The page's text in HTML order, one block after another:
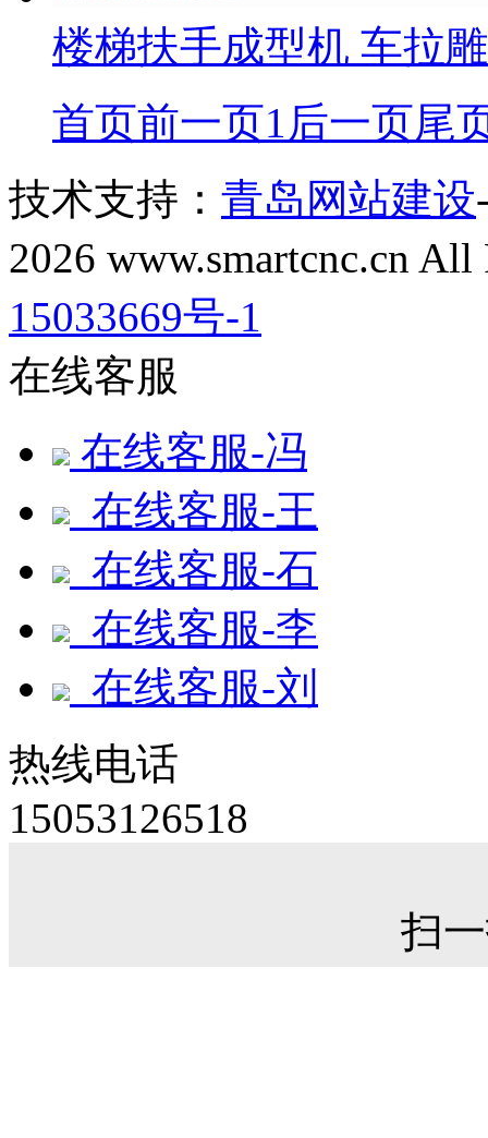
楼梯扶手成型机 车拉
首页前一页1 后一页尾
技术支持： 青岛网站建设
2026 www.smartcnc.cn
15033669号-1
在线客服
在线客服-冯
在线客服-王
在线客服-石
在线客服-李
在线客服-刘
热线电话
15053126518
扫